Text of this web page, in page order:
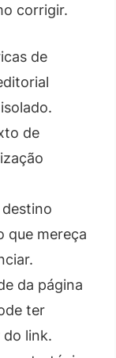
corrigir.
de
de
que mereça
da página
ter
do link.